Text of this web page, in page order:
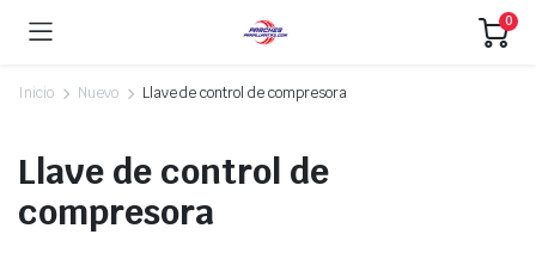
0
Inicio Nuevo Llave de control de compresora
Llave de control de
compresora